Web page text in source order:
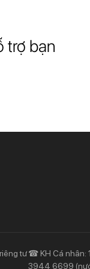
trợ bạn
Sự
tư ☎ KH Cá nhân:
3944 6699